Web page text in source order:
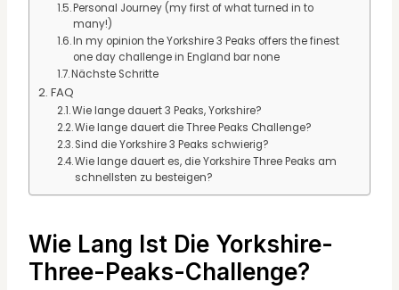
Personal Journey (my first of what turned in to
many!)
In my opinion the Yorkshire 3 Peaks offers the finest
one day challenge in England bar none
Nächste Schritte
FAQ
Wie lange dauert 3 Peaks, Yorkshire?
Wie lange dauert die Three Peaks Challenge?
Sind die Yorkshire 3 Peaks schwierig?
Wie lange dauert es, die Yorkshire Three Peaks am
schnellsten zu besteigen?
Wie Lang Ist Die Yorkshire-
Three-Peaks-Challenge?